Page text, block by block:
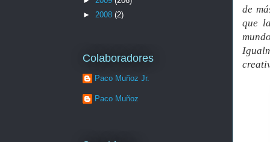
de
que
► 2008 (2)
Colaboradores
Paco Muñoz Jr.
Paco Muñoz